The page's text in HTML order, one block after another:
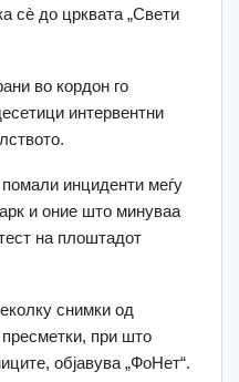
сè до црквата „Свети
во кордон го
интервентни
инциденти меѓу
и оние што минуваа
на плоштадот
снимки од
при што
објавува „ФоНет“.